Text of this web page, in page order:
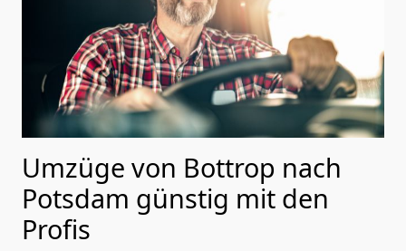
Umzüge von Bottrop nach
Potsdam günstig mit den
Profis